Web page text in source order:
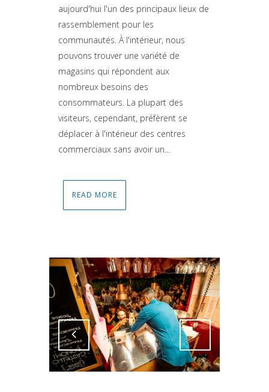
aujourd'hui l'un des principaux lieux de
rassemblement pour les
communautés. À l'intérieur, nous
pouvons trouver une variété de
magasins qui répondent aux
nombreux besoins des
consommateurs. La plupart des
visiteurs, cependant, préfèrent se
déplacer à l'intérieur des centres
commerciaux sans avoir un...
READ MORE
Attiva comando Attiva comando